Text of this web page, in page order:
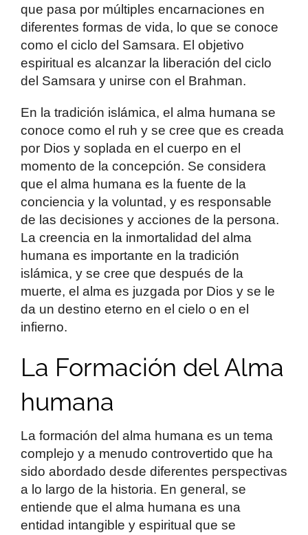
que pasa por múltiples encarnaciones en
diferentes formas de vida, lo que se conoce
como el ciclo del Samsara. El objetivo
espiritual es alcanzar la liberación del ciclo
del Samsara y unirse con el Brahman.
En la tradición islámica, el alma humana se
conoce como el ruh y se cree que es creada
por Dios y soplada en el cuerpo en el
momento de la concepción. Se considera
que el alma humana es la fuente de la
conciencia y la voluntad, y es responsable
de las decisiones y acciones de la persona.
La creencia en la inmortalidad del alma
humana es importante en la tradición
islámica, y se cree que después de la
muerte, el alma es juzgada por Dios y se le
da un destino eterno en el cielo o en el
infierno.
La Formación del Alma
humana
La formación del alma humana es un tema
complejo y a menudo controvertido que ha
sido abordado desde diferentes perspectivas
a lo largo de la historia. En general, se
entiende que el alma humana es una
entidad intangible y espiritual que se